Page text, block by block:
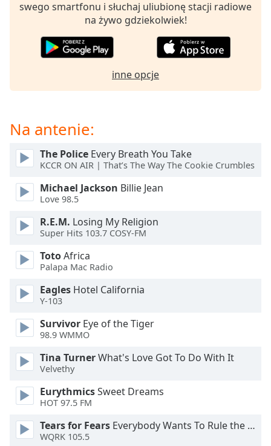
and
the
window.
Background
Color
Area
Background
Opacity
swego smartfonu i słuchaj uliubionę stacji radiowe
na żywo gdziekolwiek!
inne opcje
Na antenie:
The Police Every Breath You Take
KCCR ON AIR | That’s The Way The Cookie Crumbles
Michael Jackson Billie Jean
Love 98.5
R.E.M. Losing My Religion
Super Hits 103.7 COSY-FM
TotoAfrica
Palapa Mac Radio
Eagles Hotel California
Y-103
Survivor Eye of the Tiger
98.9 WMMO
Tina TurnerWhat's Love Got To Do With It
Velvethy
EurythmicsSweet Dreams
HOT 97.5 FM
Tears for Fears Everybody Wants To Rule the World
WQRK 105.5